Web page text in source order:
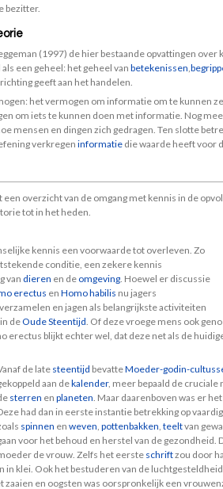
bezitter.
(1997) de hier bestaande opvattingen
een geheel: het geheel van betekenissen
geeft aan het handelen.
het vermogen om informatie om te kunnen
om iets te kunnen doen met informatie. Nog
mensen en dingen zich gedragen. Ten slotte
verkregen informatie die waarde heeft voor
overzicht van de omgang met kennis in de
tot in het heden.
kennis een voorwaarde tot overleven. Zo
conditie, een zekere kennis
van dieren en de omgeving . Hoewel er discussie
erectus en Homo habilis nu jagers
en jagen als belangrijkste activiteiten
deOude Steentijd . Of deze vroege mens ook
erectus blijkt echter wel, dat deze net als de
de latesteentijd bevatteMoeder-godin-
aan dekalender, meer bepaald de
sterren en planeten . Maar daarenboven was er
had dan in eerste instantie betrekking op
spinnen en weven pottenbakken teeltvan
voor het behoud en herstel van de
de vrouw. Zelfs het eerste schriftzou door
in klei. Ook het bestuderen van de
en oogsten was oorspronkelijk een